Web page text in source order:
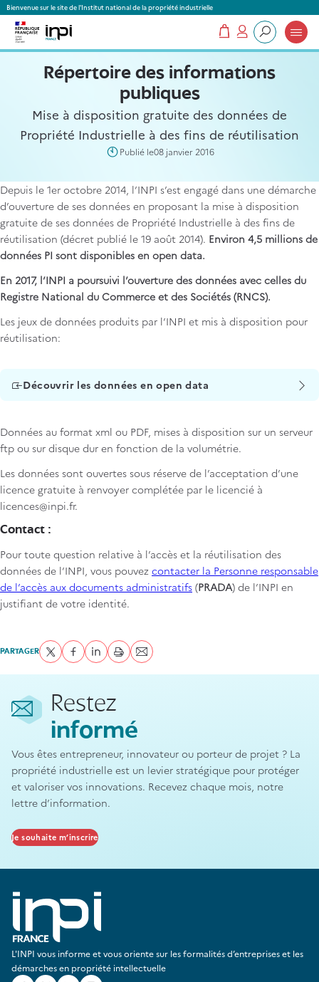
Bienvenue sur le site de l'Institut national de la propriété industrielle
Que recherchez-vous ?
Mon compte
Mon panier
Répertoire des informations
publiques
Mise à disposition gratuite des données de
Propriété Industrielle à des fins de réutilisation
Publié le08 janvier 2016
Depuis le 1er octobre 2014, l’INPI s’est engagé dans une démarche
d’ouverture de ses données en proposant la mise à disposition
gratuite de ses données de Propriété Industrielle à des fins de
réutilisation (décret publié le 19 août 2014). Environ 4,5 millions de
données PI sont disponibles en open data.
En 2017, l’INPI a poursuivi l’ouverture des données avec celles du
Registre National du Commerce et des Sociétés (RNCS).
Les jeux de données produits par l’INPI et mis à disposition pour
réutilisation:
Découvrir les données en open data
Données au format xml ou PDF, mises à disposition sur un serveur
ftp ou sur disque dur en fonction de la volumétrie.
Les données sont ouvertes sous réserve de l’acceptation d’une
licence gratuite à renvoyer complétée par le licencié à
licences@inpi.fr.
Contact :
Pour toute question relative à l’accès et la réutilisation des
données de l’INPI, vous pouvez contacter la Personne responsable
de l’accès aux documents administratifs (PRADA) de l’INPI en
justifiant de votre identité.
PARTAGERPartager sur Twitter
Partager sur Facebook
Partager sur LinkedIn
imprimerEnvoyer par courriel
Restez
informé
Vous êtes entrepreneur, innovateur ou porteur de projet ? La
propriété industrielle est un levier stratégique pour protéger
et valoriser vos innovations. Recevez chaque mois, notre
lettre d’information.
Je souhaite m’inscrire
L'INPI vous informe et vous oriente sur les formalités d’entreprises et les
démarches en propriété intellectuelle
Panneau de gestion des cookies